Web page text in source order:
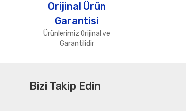
Orijinal Ürün
Garantisi
Ürünlerimiz Orijinal ve
Garantilidir
Bizi Takip Edin